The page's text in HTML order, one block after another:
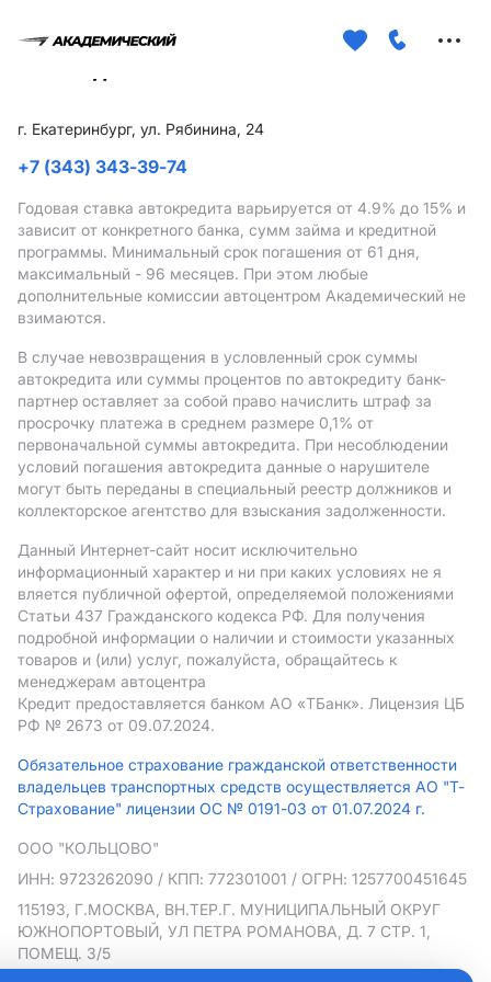
г. Екатеринбург, ул. Рябинина, 24
+7 (343) 343-39-74
Годовая ставка автокредита варьируется от 4.9% до 15% и
зависит от конкретного банка, сумм займа и кредитной
программы. Минимальный срок погашения от 61 дня,
максимальный - 96 месяцев. При этом любые
дополнительные комиссии автоцентром Академический не
взимаются.
В случае невозвращения в условленный срок суммы
автокредита или суммы процентов по автокредиту банк-
партнер оставляет за собой право начислить штраф за
просрочку платежа в среднем размере 0,1% от
первоначальной суммы автокредита. При несоблюдении
условий погашения автокредита данные о нарушителе
могут быть переданы в специальный реестр должников и
коллекторское агентство для взыскания задолженности.
Данный Интернет-сайт носит исключительно
информационный характер и ни при каких условиях не я
вляется публичной офертой, определяемой положениями
Статьи 437 Гражданского кодекса РФ. Для получения
подробной информации о наличии и стоимости указанных
товаров и (или) услуг, пожалуйста, обращайтесь к
менеджерам автоцентра
Кредит предоставляется банком АO «ТБанк». Лицензия ЦБ
РФ № 2673 от 09.07.2024.
Обязательное страхование гражданской ответственности
владельцев транспортных средств осуществляется АО "Т-
Страхование" лицензии ОС № 0191-03 от 01.07.2024 г.
ООО "КОЛЬЦОВО"
ИНН: 9723262090 / КПП: 772301001 / ОГРН: 1257700451645
115193, Г.МОСКВА, ВН.ТЕР.Г. МУНИЦИПАЛЬНЫЙ ОКРУГ
ЮЖНОПОРТОВЫЙ, УЛ ПЕТРА РОМАНОВА, Д. 7 СТР. 1,
ПОМЕЩ. 3/5